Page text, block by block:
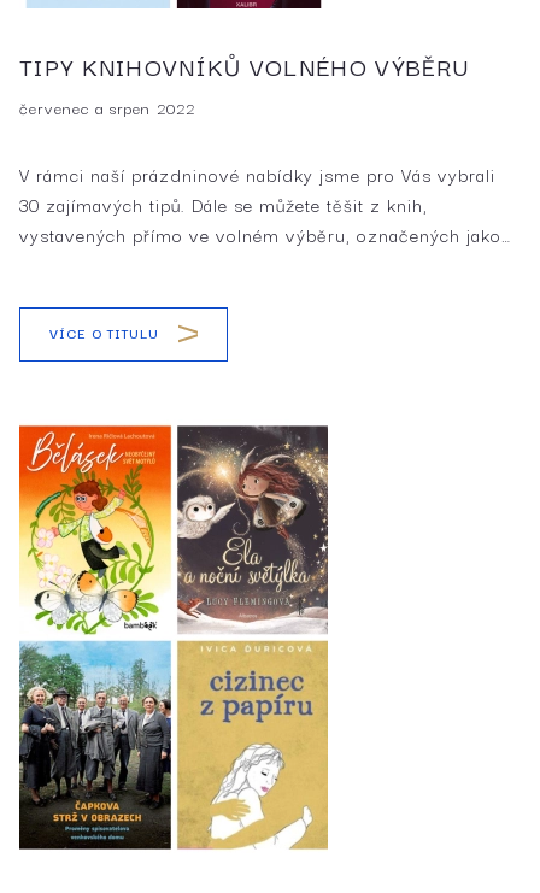
TIPY KNIHOVNÍKŮ VOLNÉHO VÝBĚRU
červenec a srpen 2022
V rámci naší prázdninové nabídky jsme pro Vás vybrali
30 zajímavých tipů. Dále se můžete těšit z knih,
vystavených přímo ve volném výběru, označených jako…
VÍCE O TITULU